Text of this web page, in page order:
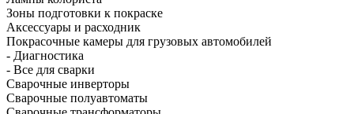
Зоны подготовки к покраске
Аксессуары и расходник
Покрасочные камеры для грузовых автомобилей
- Диагностика
- Все для сварки
Сварочные инверторы
Сварочные полуавтоматы